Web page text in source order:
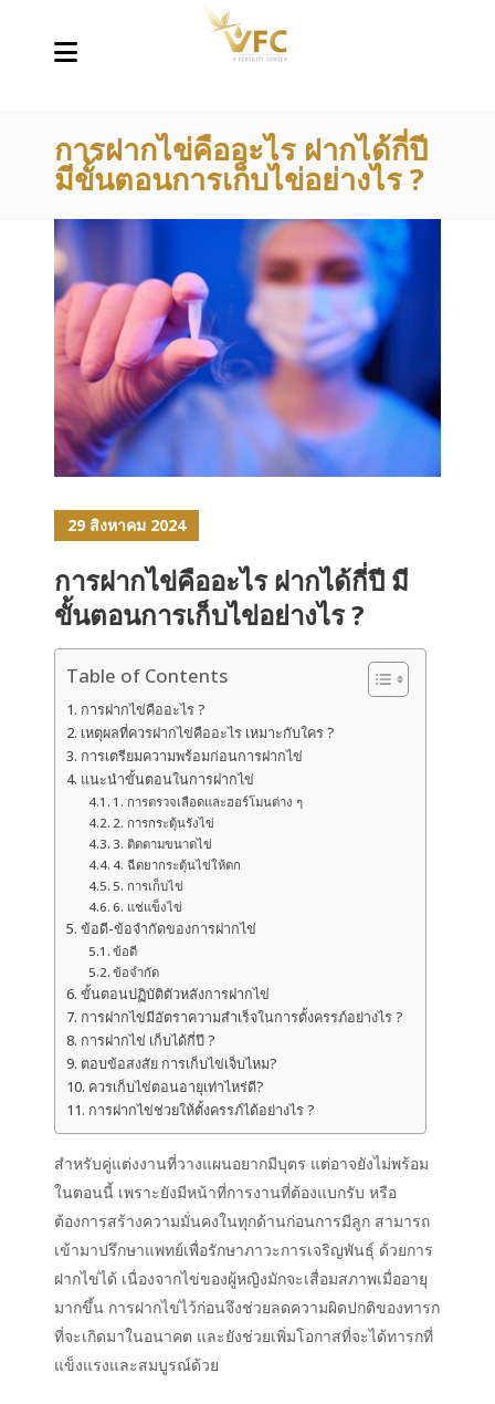
การฝากไข่คืออะไร ฝากได้กี่ปี
มีขั้นตอนการเก็บไข่อย่างไร ?
29 สิงหาคม 2024
การฝากไข่คืออะไร ฝากได้กี่ปี มี
ขั้นตอนการเก็บไข่อย่างไร ?
Table of Contents
การฝากไข่คืออะไร ?
เหตุผลที่ควรฝากไข่คืออะไร เหมาะกับใคร ?
การเตรียมความพร้อมก่อนการฝากไข่
แนะนำขั้นตอนในการฝากไข่
1. การตรวจเลือดและฮอร์โมนต่าง ๆ
2. การกระตุ้นรังไข่
3. ติดตามขนาดไข่
4. ฉีดยากระตุ้นไข่ให้ตก
5. การเก็บไข่
6. แช่แข็งไข่
ข้อดี-ข้อจำกัดของการฝากไข่
ข้อดี
ข้อจำกัด
ขั้นตอนปฏิบัติตัวหลังการฝากไข่
การฝากไข่มีอัตราความสำเร็จในการตั้งครรภ์อย่างไร ?
การฝากไข่ เก็บได้กี่ปี ?
ตอบข้อสงสัย การเก็บไข่เจ็บไหม?
ควรเก็บไข่ตอนอายุเท่าไหร่ดี?
การฝากไข่ช่วยให้ตั้งครรภ์ได้อย่างไร ?
สำหรับคู่แต่งงานที่วางแผนอยากมีบุตร แต่อาจยังไม่พร้อม
ในตอนนี้ เพราะยังมีหน้าที่การงานที่ต้องแบกรับ หรือ
ต้องการสร้างความมั่นคงในทุกด้านก่อนการมีลูก สามารถ
เข้ามาปรึกษาแพทย์เพื่อรักษาภาวะการเจริญพันธุ์ ด้วยการ
ฝากไข่ได้ เนื่องจากไข่ของผู้หญิงมักจะเสื่อมสภาพเมื่ออายุ
มากขึ้น การฝากไข่ไว้ก่อนจึงช่วยลดความผิดปกติของทารก
ที่จะเกิดมาในอนาคต และยังช่วยเพิ่มโอกาสที่จะได้ทารกที่
แข็งแรงและสมบูรณ์ด้วย